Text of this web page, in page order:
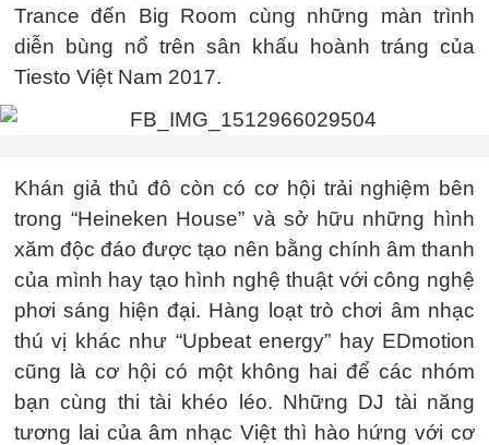
Trance đến Big Room cùng những màn trình
diễn bùng nổ trên sân khấu hoành tráng của
Tiesto Việt Nam 2017.
Khán giả thủ đô còn có cơ hội trải nghiệm bên
trong “Heineken House” và sở hữu những hình
xăm độc đáo được tạo nên bằng chính âm thanh
của mình hay tạo hình nghệ thuật với công nghệ
phơi sáng hiện đại. Hàng loạt trò chơi âm nhạc
thú vị khác như “Upbeat energy” hay EDmotion
cũng là cơ hội có một không hai để các nhóm
bạn cùng thi tài khéo léo. Những DJ tài năng
tương lai của âm nhạc Việt thì hào hứng với cơ